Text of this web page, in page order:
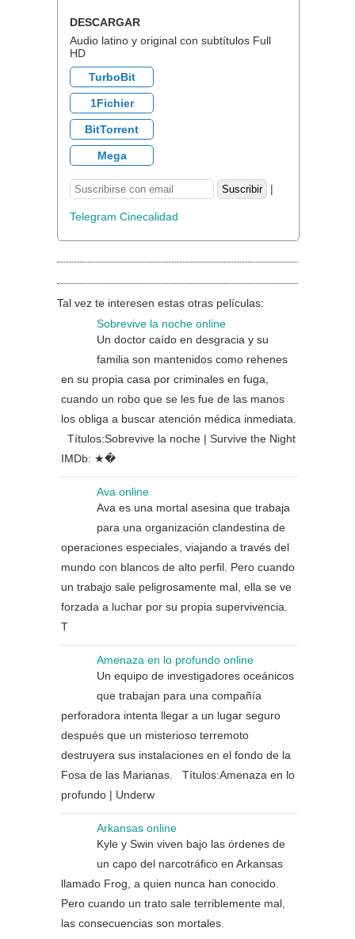
DESCARGAR
Audio latino y original con subtítulos Full
HD
TurboBit
1Fichier
BitTorrent
Mega
|
Telegram Cinecalidad
Tal vez te interesen estas otras películas:
Sobrevive la noche online
Un doctor caído en desgracia y su
familia son mantenidos como rehenes
en su propia casa por criminales en fuga,
cuando un robo que se les fue de las manos
los obliga a buscar atención médica inmediata.
Títulos:Sobrevive la noche | Survive the Night
IMDb: ★�
Ava online
Ava es una mortal asesina que trabaja
para una organización clandestina de
operaciones especiales, viajando a través del
mundo con blancos de alto perfil. Pero cuando
un trabajo sale peligrosamente mal, ella se ve
forzada a luchar por su propia supervivencia.
T
Amenaza en lo profundo online
Un equipo de investigadores oceánicos
que trabajan para una compañía
perforadora intenta llegar a un lugar seguro
después que un misterioso terremoto
destruyera sus instalaciones en el fondo de la
Fosa de las Marianas. Títulos:Amenaza en lo
profundo | Underw
Arkansas online
Kyle y Swin viven bajo las órdenes de
un capo del narcotráfico en Arkansas
llamado Frog, a quien nunca han conocido.
Pero cuando un trato sale terriblemente mal,
las consecuencias son mortales.